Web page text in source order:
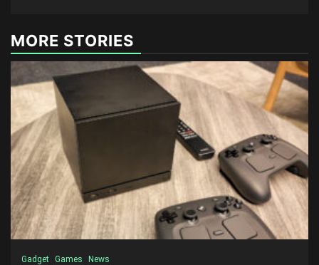
MORE STORIES
Gadget Games News